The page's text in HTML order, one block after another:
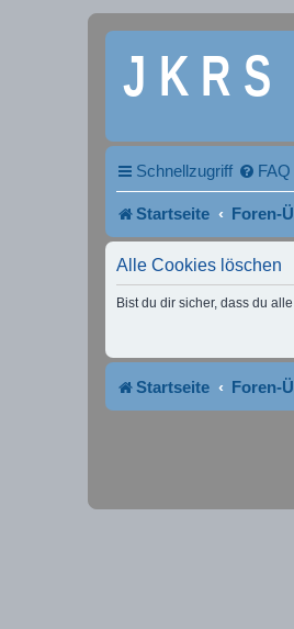
Schnellzugriff FAQ
Startseite Foren-
Alle Cookies löschen
Bist du dir sicher, dass du
Startseite Foren-